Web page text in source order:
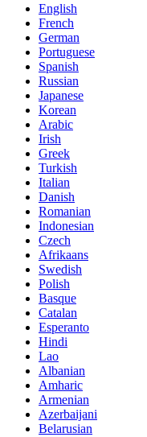
English
French
German
Portuguese
Spanish
Russian
Japanese
Korean
Arabic
Irish
Greek
Turkish
Italian
Danish
Romanian
Indonesian
Czech
Afrikaans
Swedish
Polish
Basque
Catalan
Esperanto
Hindi
Lao
Albanian
Amharic
Armenian
Azerbaijani
Belarusian